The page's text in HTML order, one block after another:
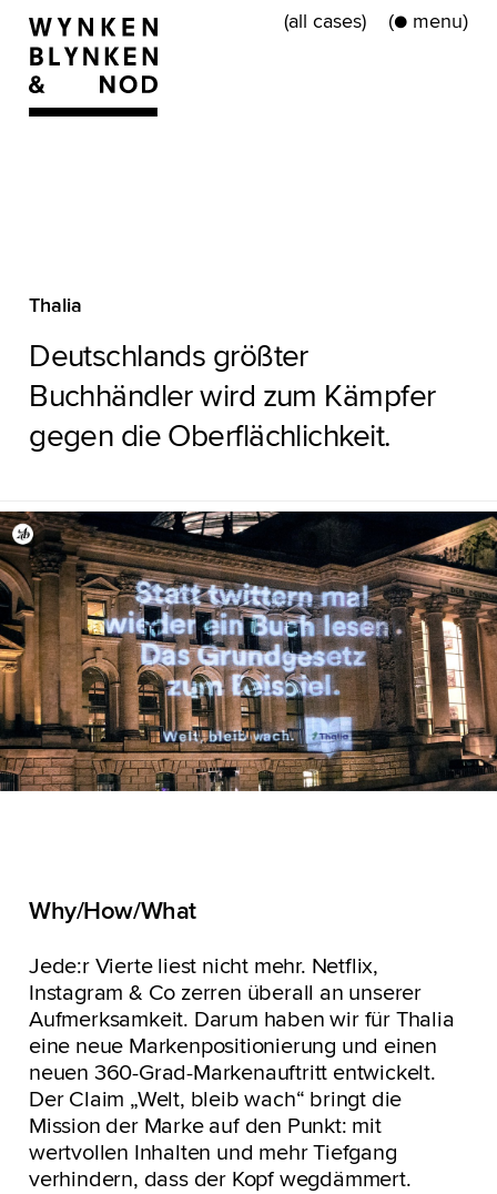
(all cases) (● )
Thalia
Deutschlands größter
Buchhändler wird zum Kämpfer
gegen die Oberflächlichkeit.
Why/How/What
Jede:r Vierte liest nicht mehr. Netflix,
Instagram & Co zerren überall an unserer
Aufmerksamkeit. Darum haben wir für Thalia
eine neue Markenpositionierung und einen
neuen 360-Grad-Markenauftritt entwickelt.
Der Claim „Welt, bleib wach“ bringt die
Mission der Marke auf den Punkt: mit
wertvollen Inhalten und mehr Tiefgang
verhindern, dass der Kopf wegdämmert.